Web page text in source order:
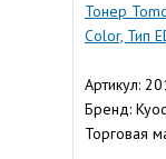
Тонер
Color, Тип
Артикул:
Бренд:
Торговая